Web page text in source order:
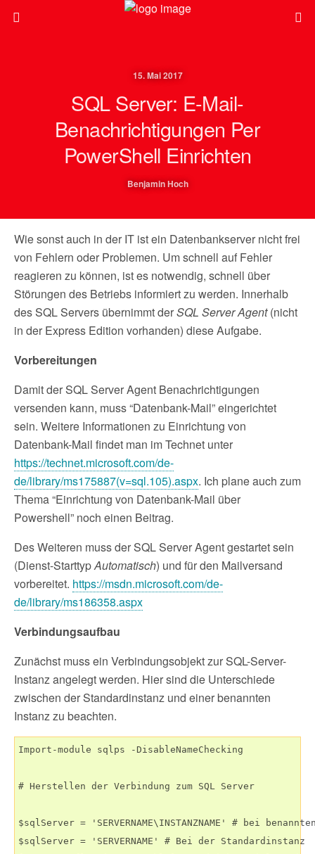
15. Mai 2017
SQL Server: E-Mail-
Benachrichtigungen Per
PowerShell Einrichten
Benjamin Hoch
Wie sonst auch in der IT ist ein Datenbankserver nicht frei
von Fehlern oder Problemen. Um schnell auf Fehler
reagieren zu können, ist es notwendig, schnell über
Störungen des Betriebs informiert zu werden. Innerhalb
des SQL Servers übernimmt derSQL Server Agent(nicht
in der Express Edition vorhanden) diese Aufgabe.
Vorbereitungen
Damit der SQL Server Agent Benachrichtigungen
versenden kann, muss “Datenbank-Mail” eingerichtet
sein. Weitere Informationen zu Einrichtung von
Datenbank-Mail findet man im Technet unter
https://technet.microsoft.com/de-
de/library/ms175887(v=sql.105).aspx. Ich plane auch zum
Thema “Einrichtung von Datenbank-Mail über
Powershell” noch einen Beitrag.
Des Weiteren muss der SQL Server Agent gestartet sein
(Dienst-StarttypAutomatisch) und für den Mailversand
vorbereitet. https://msdn.microsoft.com/de-
de/library/ms186358.aspx
Verbindungsaufbau
Zunächst muss ein Verbindungsobjekt zur SQL-Server-
Instanz angelegt werden. Hier sind die Unterschiede
zwischen der Standardinstanz und einer benannten
Instanz zu beachten.
Import-module sqlps -DisableNameChecking
# Herstellen der Verbindung zum SQL Server
$sqlServer = 'SERVERNAME\INSTANZNAME' # bei
$sqlServer = 'SERVERNAME' # Bei der Standardinstanz